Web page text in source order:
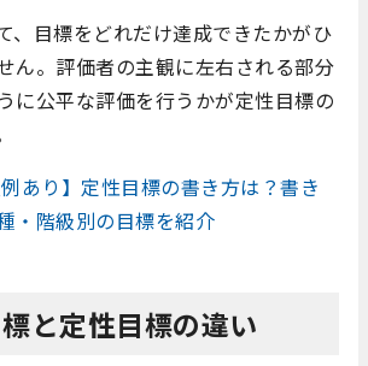
、目標をどれだけ達成できたかがひ
ん。評価者の主観に左右される部分
に公平な評価を行うかが定性目標の
例あり】定性目標の書き方は？書き
・階級別の目標を紹介
と定性目標の違い